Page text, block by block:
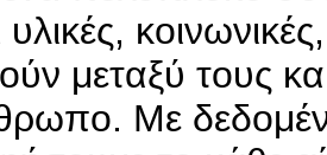
μεταξύ τους
Με